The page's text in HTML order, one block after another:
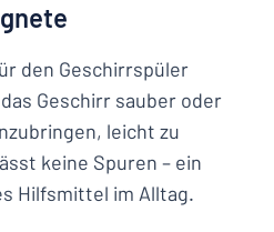
den Geschirrspüler
Geschirr sauber oder
leicht zu
keine Spuren – ein
Hilfsmittel im Alltag.